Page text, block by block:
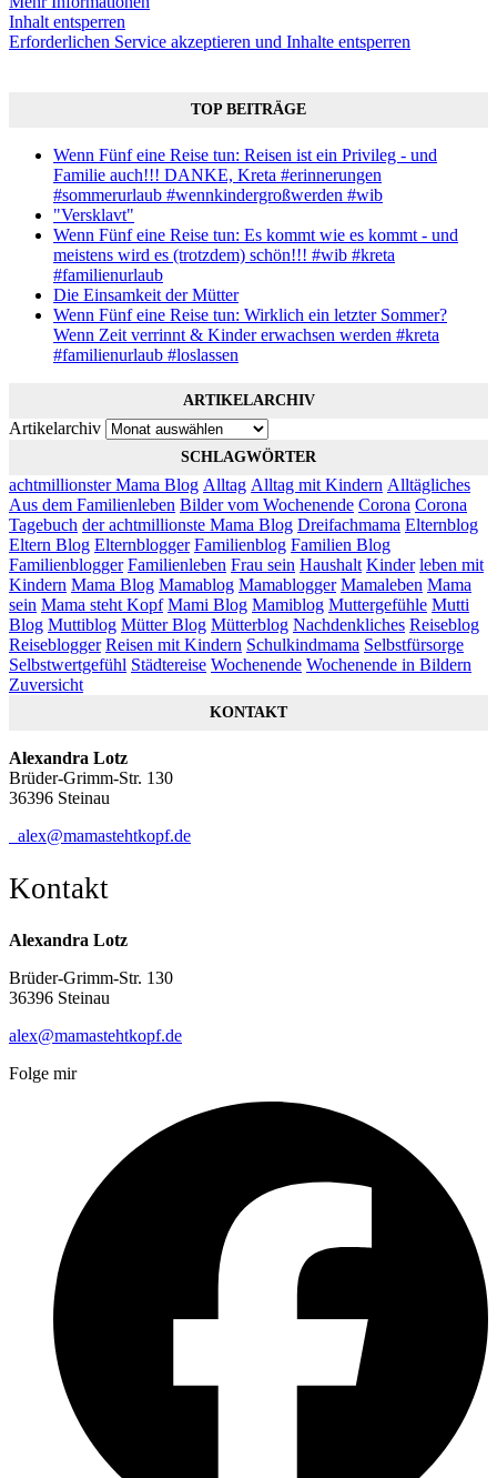
Inhalt entsperren
Erforderlichen Service akzeptieren und Inhalte entsperren
TOP BEITRÄGE
Wenn Fünf eine Reise tun: Reisen ist ein Privileg - und
Familie auch!!! DANKE, Kreta #erinnerungen
#sommerurlaub #wennkindergroßwerden #wib
"Versklavt"
Wenn Fünf eine Reise tun: Es kommt wie es kommt - und
meistens wird es (trotzdem) schön!!! #wib #kreta
#familienurlaub
Die Einsamkeit der Mütter
Wenn Fünf eine Reise tun: Wirklich ein letzter Sommer?
Wenn Zeit verrinnt & Kinder erwachsen werden #kreta
#familienurlaub #loslassen
ARTIKELARCHIV
Artikelarchiv
SCHLAGWÖRTER
achtmillionster Mama Blog Alltag Alltag mit Kindern Alltägliches
Aus dem Familienleben Bilder vom Wochenende Corona Corona
Tagebuch der achtmillionste Mama Blog Dreifachmama Elternblog
Eltern Blog Elternblogger Familienblog Familien Blog
Familienblogger Familienleben Frau sein Haushalt Kinder leben mit
Kindern Mama Blog Mamablog Mamablogger Mamaleben Mama
sein Mama steht Kopf Mami Blog Mamiblog Muttergefühle Mutti
Blog Muttiblog Mütter Blog Mütterblog Nachdenkliches Reiseblog
Reiseblogger Reisen mit Kindern Schulkindmama Selbstfürsorge
Selbstwertgefühl Städtereise Wochenende Wochenende in Bildern
Zuversicht
KONTAKT
Alexandra Lotz
Brüder-Grimm-Str. 130
36396 Steinau
alex@mamastehtkopf.de
Kontakt
Alexandra Lotz
Brüder-Grimm-Str. 130
36396 Steinau
alex@mamastehtkopf.de
Folge mir